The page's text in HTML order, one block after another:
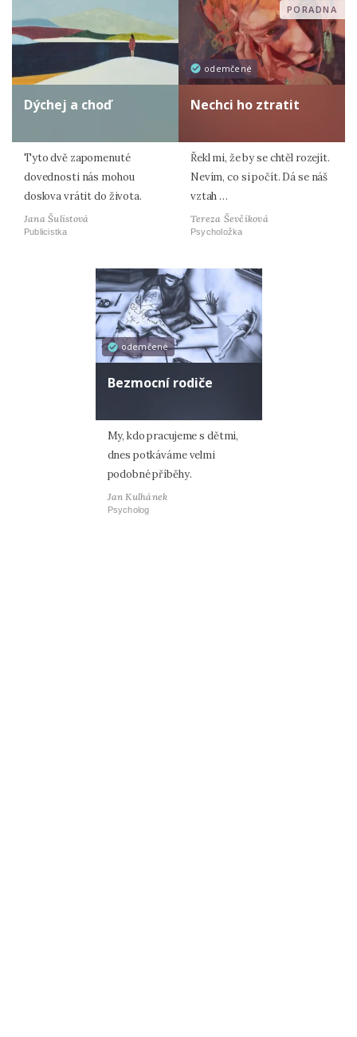
Dýchej a choď
Tyto dvě zapomenuté
dovednosti nás mohou
doslova vrátit do života.
Jana Šulistová
Publicistka
odemčené
PORADNA
Nechci ho ztratit
Řekl mi, že by se chtěl rozejít.
Nevím, co si počít. Dá se náš
vztah …
Tereza Ševčíková
Psycholožka
odemčené
Bezmocní rodiče
My, kdo pracujeme s dětmi,
dnes potkáváme velmi
podobné příběhy.
Jan Kulhánek
Psycholog